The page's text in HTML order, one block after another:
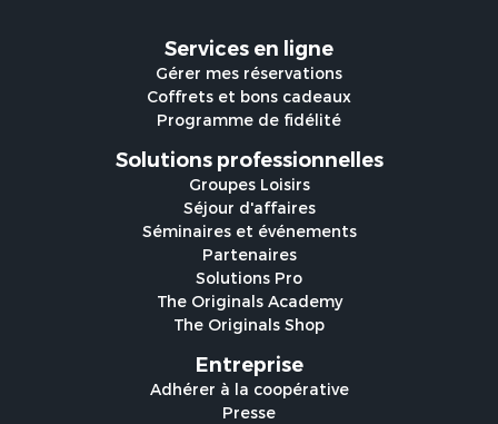
Services en ligne
Gérer mes réservations
Coffrets et bons cadeaux
Programme de fidélité
Solutions professionnelles
Groupes Loisirs
Séjour d'affaires
Séminaires et événements
Partenaires
Solutions Pro
The Originals Academy
The Originals Shop
Entreprise
Adhérer à la coopérative
Presse